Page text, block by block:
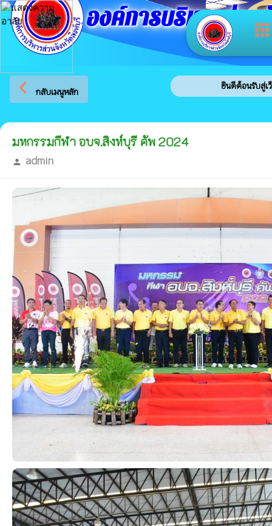
apps
องค์การบริหารส่วน
arrow_back_ios กลับเมนูหลัก
ยินดีต้อนรับสู่เว็บไซต์ของ อ
มหกรรมกีฬา อบจ.สิงห์บุรี คัพ 2024
person admin